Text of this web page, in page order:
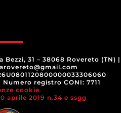
Bezzi, 31 – 38068 Rovereto (TN) |
Numero registro CONI: 7711
cookie
aprile 2019 n.34 e ssgg